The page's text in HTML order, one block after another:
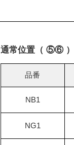
通常位置（ ⑤⑥ ）
品番
NB1
NG1